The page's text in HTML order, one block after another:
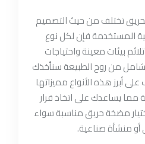
تختلف من حيث التصميم
المستخدمة فإن لكل نوع
بيئات معينة واحتياجات
من روح الطبيعة سنأخذك
أبرز هذه الأنواع مميزاتها
مما يساعدك على اتخاذ قرار
مضخة حريق مناسبة سواء
منشأة صناعية.